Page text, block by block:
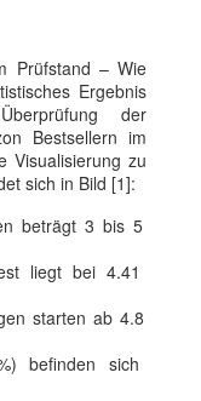
Prüfstand – Wie
Ergebnis
der
Bestsellern im
Visualisierung zu
sich in Bild [1]:
beträgt 3 bis 5
liegt bei 4.41
starten ab 4.8
befinden sich